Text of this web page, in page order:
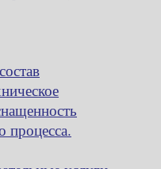
процесса.